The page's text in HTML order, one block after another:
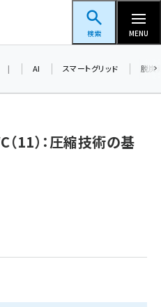
グリッドフォーラム
検索 MENU
| AI スマートグリッド 脱炭
11）：圧縮技術の基